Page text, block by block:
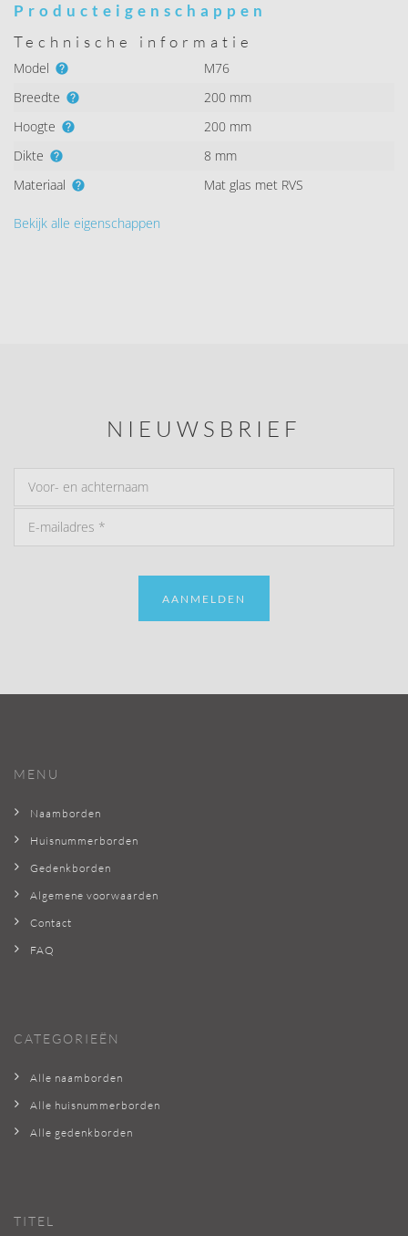
Producteigenschappen
Technische informatie
Model
M76
Breedte
200 mm
Hoogte
200 mm
Dikte
8 mm
Materiaal
Mat glas met RVS
Bekijk alle eigenschappen
NIEUWSBRIEF
AANMELDEN
MENU
Naamborden
Huisnummerborden
Gedenkborden
Algemene voorwaarden
Contact
FAQ
CATEGORIEËN
Alle naamborden
Alle huisnummerborden
Alle gedenkborden
TITEL